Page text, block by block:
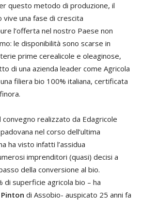
questo metodo di produzione, il
vive una fase di crescita
l’offerta nel nostro Paese non
le disponibilità sono scarse in
prime cerealicole e oleaginose,
di una azienda leader come Agricola
filiera bio 100% italiana, certificata
convegno realizzato da Edagricole
nel corso dell’ultima
ha visto infatti l’assidua
imprenditori (quasi) decisi a
della conversione al bio.
di superficie agricola bio – ha
di Assobio- auspicato 25 anni fa